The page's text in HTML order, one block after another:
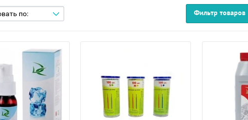
Фильтр товаров
по: